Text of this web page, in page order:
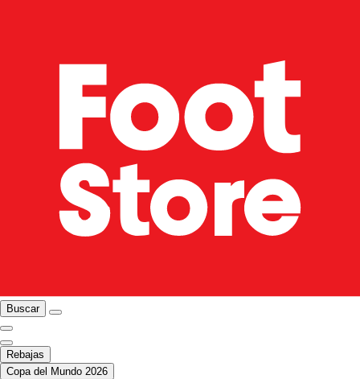
Buscar
Rebajas
Copa del Mundo 2026